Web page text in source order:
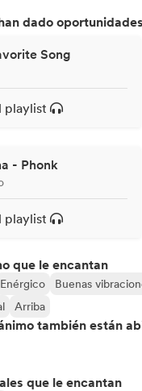
dado
Song
playlist
- Phonk
playlist
que le encantan
Enérgico Buenas
Arriba
también están
que le encantan